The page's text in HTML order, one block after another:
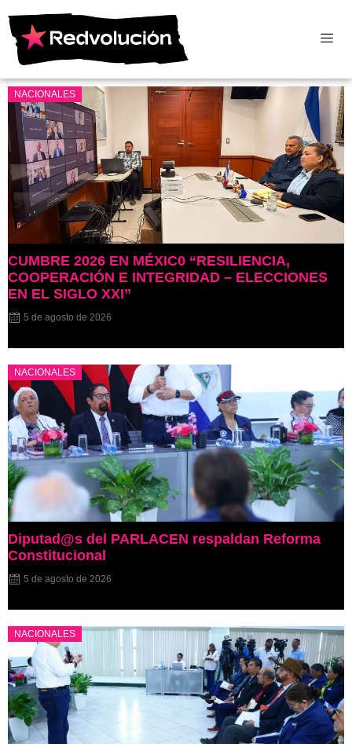
NACIONALES
CUMBRE 2026 EN MÉXIC0 “RESILIENCIA,
COOPERACIÓN E INTEGRIDAD – ELECCIONES
EN EL SIGLO XXI”
5 de agosto de 2026
NACIONALES
Diputad@s del PARLACEN respaldan Reforma
Constitucional
5 de agosto de 2026
NACIONALES